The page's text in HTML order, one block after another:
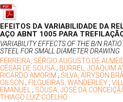
EFEITOS DA VARIABILIDADE DA
AÇO ABNT 1005 PARA
VARIABILITY EFFECTS OF THE B/N
STEEL FOR SMALL DIAMETER DRAWING
FERREIRA, SÉRGIO AUGUSTO DE
CÉSAR DE SOUSA ; BURREL, JOAQUIM
RICARDO AMORIM ; SILVA, AIRYSON
GILSON ; FILGUEIRAS, WANDERLEY ;
EMANUEL ; SOUSA, JOSÉ DA
THIAGO LUIZ COELHO